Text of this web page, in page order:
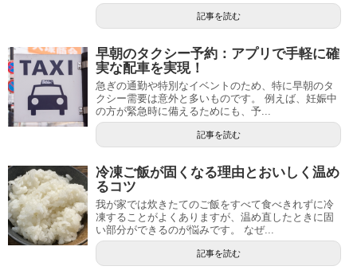
記事を読む
早朝のタクシー予約：アプリで手軽に確
実な配車を実現！
急ぎの通勤や特別なイベントのため、特に早朝のタ
クシー需要は意外と多いものです。 例えば、妊娠中
の方が緊急時に備えるためにも、予...
記事を読む
冷凍ご飯が固くなる理由とおいしく温め
るコツ
我が家では炊きたてのご飯をすべて食べきれずに冷
凍することがよくありますが、温め直したときに固
い部分ができるのが悩みです。 なぜ...
記事を読む